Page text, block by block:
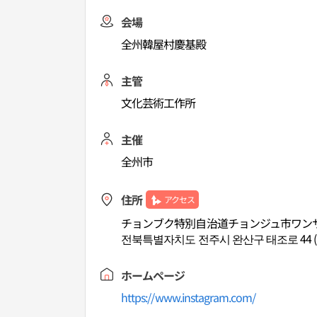
会場
全州韓屋村慶基殿
主管
文化芸術工作所
主催
全州市
住所 アクセス
チョンブク特別自治道チョンジュ市ワン
전북특별자치도 전주시 완산구 태조로 44
ホームページ
https://www.instagram.com/